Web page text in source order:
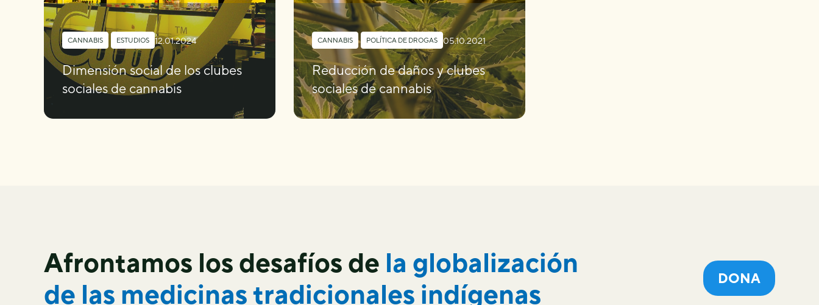
CANNABIS ESTUDIOS 12.01.2024
Dimensión social de los clubes
sociales de cannabis
CANNABIS , POLÍTICA DE DROGAS 05.10.2021
Reducción de daños y clubes
sociales de cannabis
Afrontamos los desafíos de la globalización
de las medicinas tradicionales indígenas DONA